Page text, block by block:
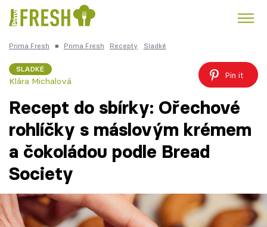
Česká kuchyně
Témata
Články
Prima Fresh ■ Prima Fresh Recepty Sladké
SLADKÉ
Klára Michalová
Pin it
Recept do sbírky: Ořechové
rohlíčky s máslovým krémem
a čokoládou podle Bread
Society